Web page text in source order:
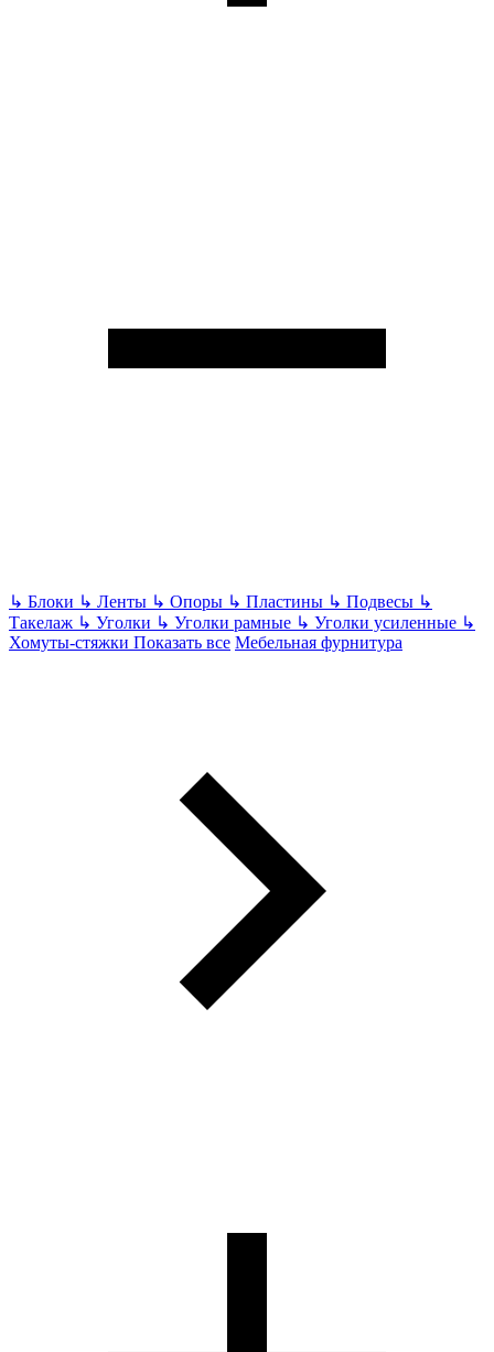
↳ Блоки ↳ Ленты ↳ Опоры ↳ Пластины ↳ Подвесы ↳
Такелаж ↳ Уголки ↳ Уголки рамные ↳ Уголки усиленные ↳
Хомуты-стяжки Показать все Мебельная фурнитура